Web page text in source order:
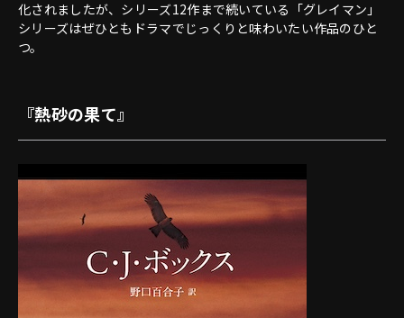
化されましたが、シリーズ12作まで続いている「グレイマン」
シリーズはぜひともドラマでじっくりと味わいたい作品のひと
つ。
『熱砂の果て』